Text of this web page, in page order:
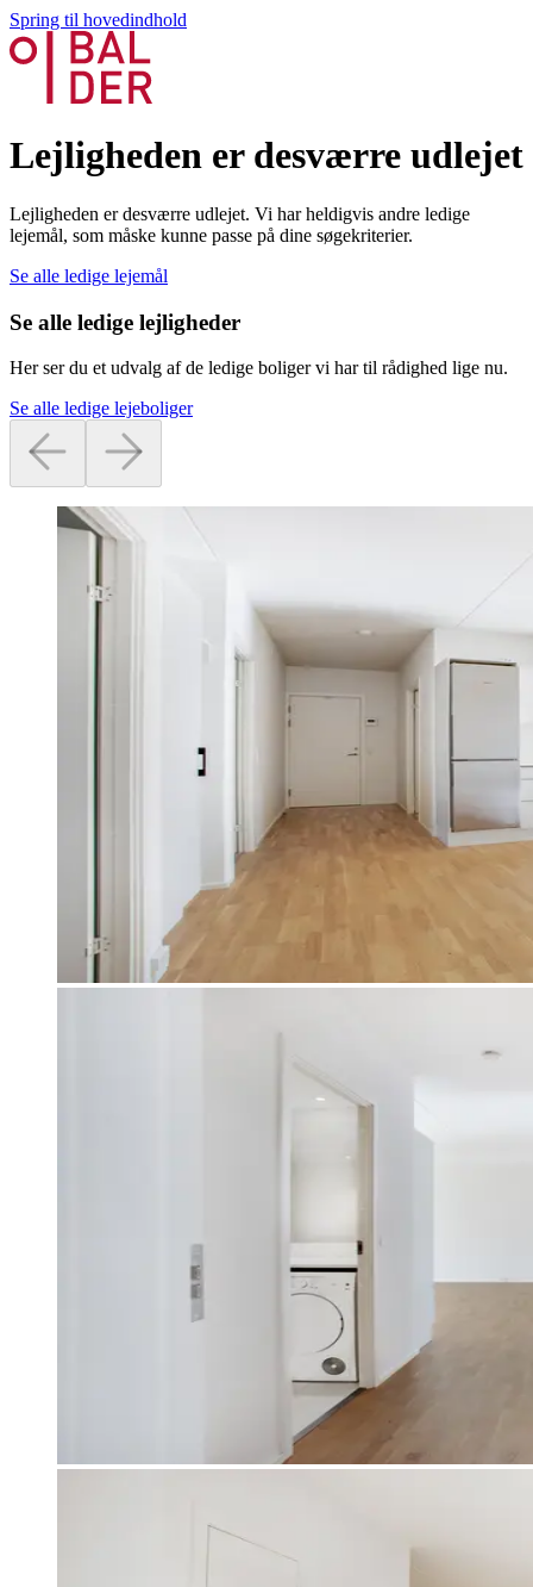
Spring til hovedindhold
Lejligheden er desværre udlejet
Lejligheden er desværre udlejet. Vi har heldigvis andre ledige
lejemål, som måske kunne passe på dine søgekriterier.
Se alle ledige lejemål
Se alle ledige lejligheder
Her ser du et udvalg af de ledige boliger vi har til rådighed lige nu.
Se alle ledige lejeboliger